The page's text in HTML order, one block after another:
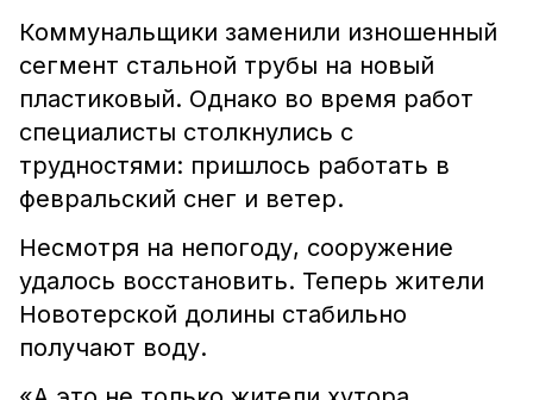
Коммунальщики заменили изношенный
сегмент стальной трубы на новый
пластиковый. Однако во время работ
специалисты столкнулись с
трудностями: пришлось работать в
февральский снег и ветер.
Несмотря на непогоду, сооружение
удалось восстановить. Теперь жители
Новотерской долины стабильно
получают воду.